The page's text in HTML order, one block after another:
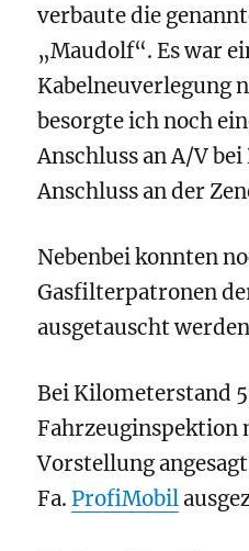
verbaute die
„Maudolf“. Es war
Kabelneuverlegung
besorgte ich noch
Anschluss an A/V
Anschluss an der
Nebenbei konnten
Gasfilterpatronen
ausgetauscht
Bei Kilometerstand
Fahrzeuginspektion
Vorstellung
Fa.ProfiMobil